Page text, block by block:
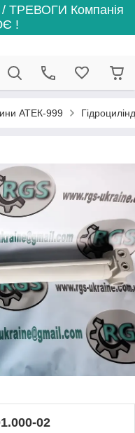
ТРЕВОГИ Компанія
!
АТЕК-999
02